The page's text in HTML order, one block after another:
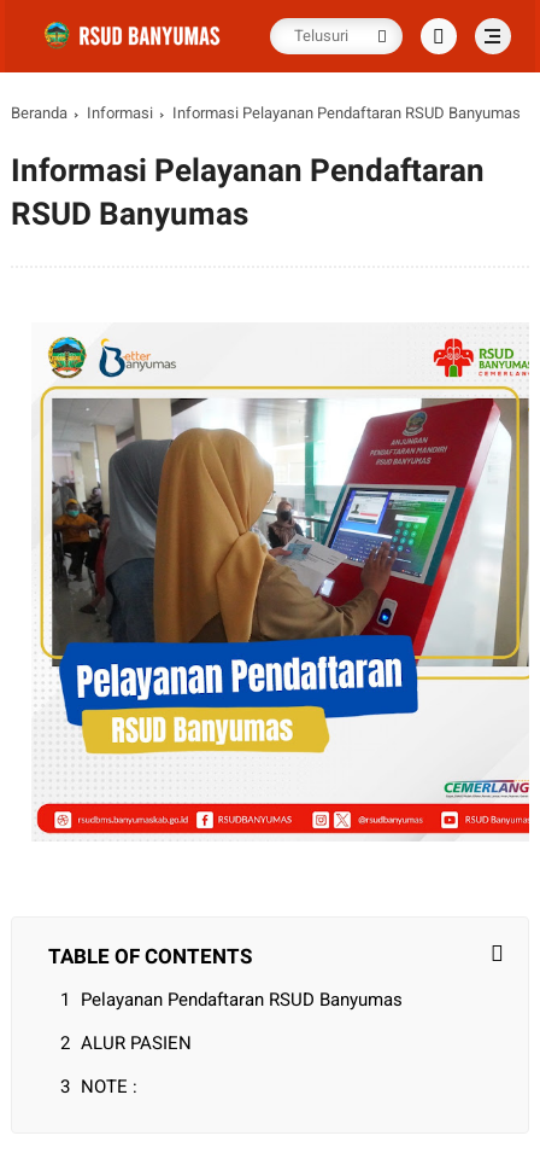
Beranda Informasi Informasi Pelayanan Pendaftaran RSUD Banyumas
Informasi Pelayanan Pendaftaran
RSUD Banyumas
TABLE OF CONTENTS
Pelayanan Pendaftaran RSUD Banyumas
ALUR PASIEN
NOTE :